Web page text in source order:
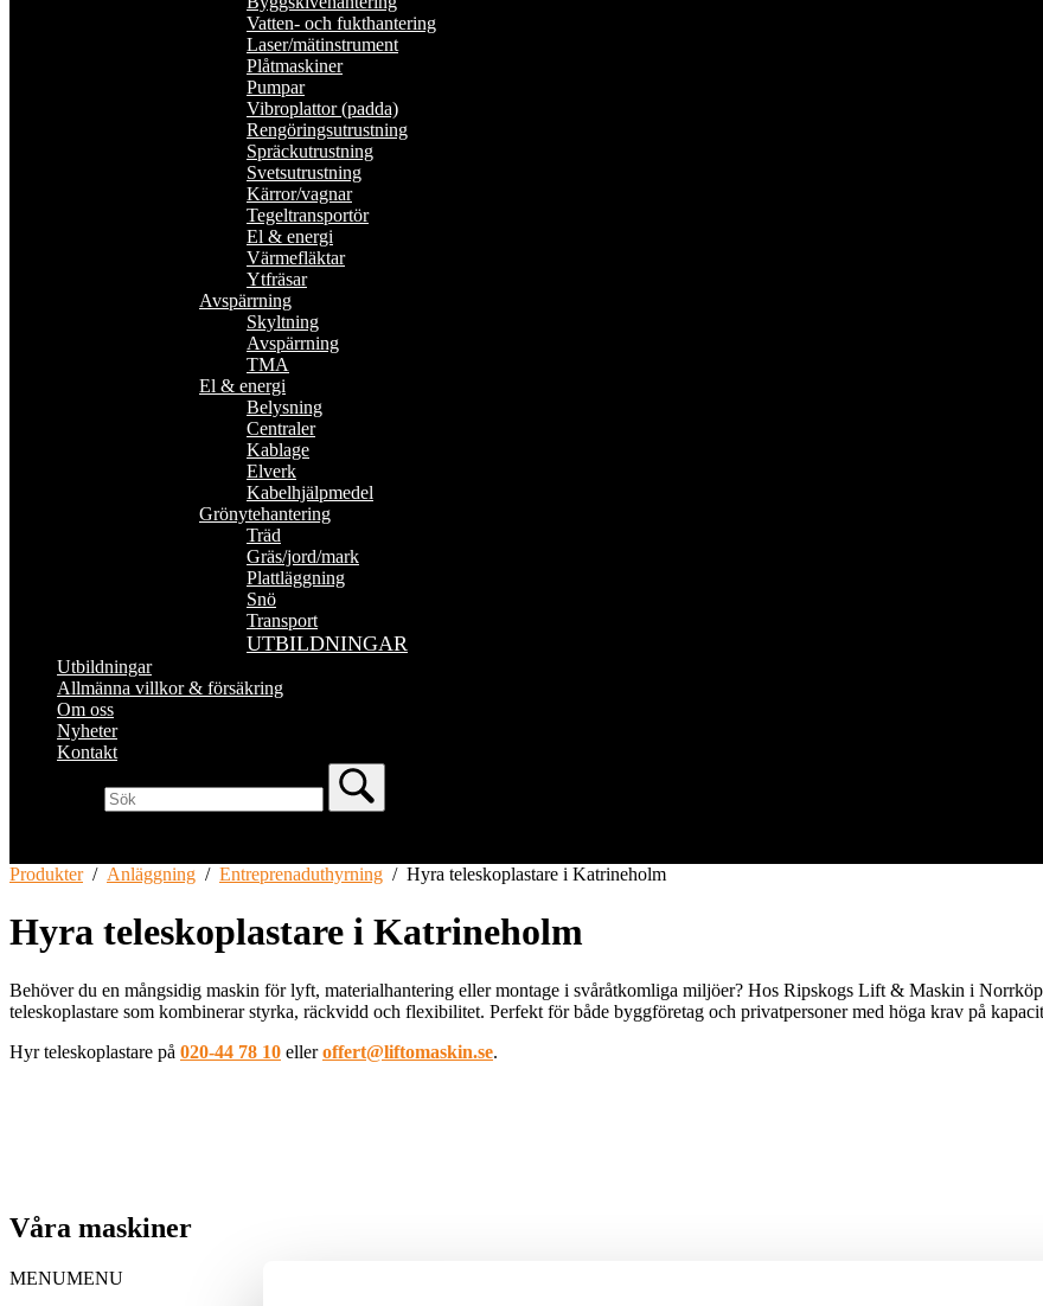
Vatten- och fukthantering
Laser/mätinstrument
Plåtmaskiner
Pumpar
Vibroplattor (padda)
Rengöringsutrustning
Spräckutrustning
Svetsutrustning
Kärror/vagnar
Tegeltransportör
El & energi
Värmefläktar
Ytfräsar
Avspärrning
Skyltning
Avspärrning
TMA
El & energi
Belysning
Centraler
Kablage
Elverk
Kabelhjälpmedel
Grönytehantering
Träd
Gräs/jord/mark
Plattläggning
Snö
Transport
UTBILDNINGAR
Utbildningar
Allmänna villkor & försäkring
Om oss
Nyheter
Kontakt
Produkter/ Anläggning / Entreprenaduthyrning / Hyra teleskoplastare i Katrineholm
Hyra teleskoplastare i Katrineholm
Behöver du en mångsidig maskin för lyft, materialhantering eller montage i svåråtkomliga miljöer? Hos Ripskogs Lift & Maskin i
teleskoplastare som kombinerar styrka, räckvidd och flexibilitet. Perfekt för både byggföretag och privatpersoner med höga krav på
Hyr teleskoplastare på 020-44 78 10 elleroffert@liftomaskin.se.
Våra maskiner
MENUMENU